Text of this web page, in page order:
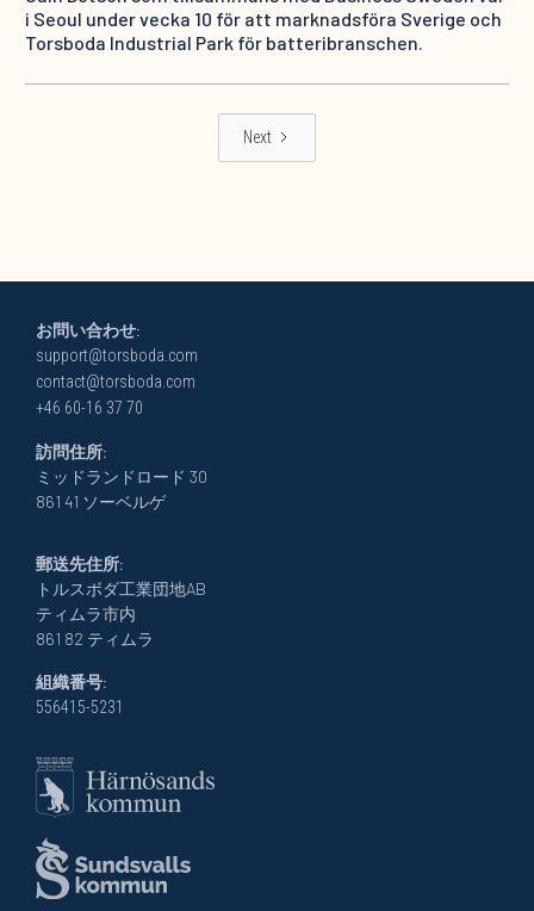
i Seoul under vecka 10 för att marknadsföra Sverige och
Torsboda Industrial Park för batteribranschen.
Next
お問い合わせ:
support@torsboda.com
contact@torsboda.com
+46 60-16 37 70
訪問住所:
ミッドランドロード 30
861 41 ソーベルゲ
郵送先住所:
トルスボダ工業団地AB
ティムラ市内
861 82 ティムラ
組織番号:
556415-5231